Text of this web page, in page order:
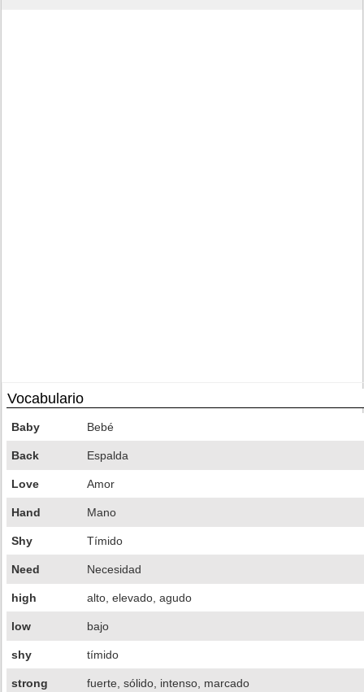
Vocabulario
Baby Bebé
Back Espalda
Love Amor
Hand Mano
Shy Tímido
Need Necesidad
high alto, elevado, agudo
low bajo
shy tímido
strong fuerte, sólido, intenso, marcado